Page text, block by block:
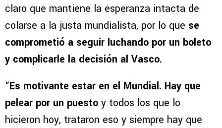
claro que mantiene la esperanza intacta de
colarse a la justa mundialista, por lo que se
comprometió a seguir luchando por un boleto
y complicarle la decisión al Vasco.
“Es motivante estar en el Mundial. Hay que
pelear por un puesto y todos los que lo
hicieron hoy, trataron eso y siempre hay que